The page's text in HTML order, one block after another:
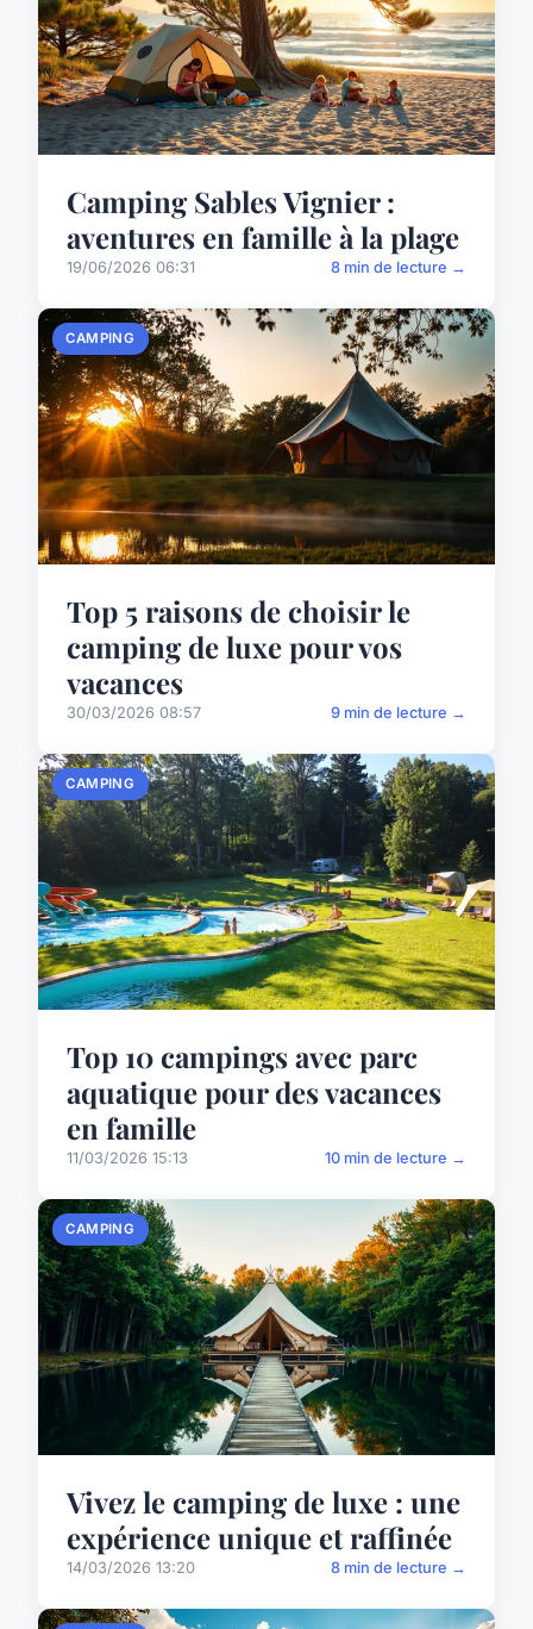
Camping Sables Vignier :
aventures en famille à la plage
19/06/2026 06:31 8 min de lecture →
CAMPING
Top 5 raisons de choisir le
camping de luxe pour vos
vacances
30/03/2026 08:57 9 min de lecture →
CAMPING
Top 10 campings avec parc
aquatique pour des vacances
en famille
11/03/2026 15:13 10 min de lecture →
CAMPING
Vivez le camping de luxe : une
expérience unique et raffinée
14/03/2026 13:20 8 min de lecture →